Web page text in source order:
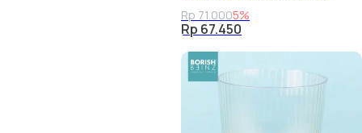
Rp 71.0005%
Rp 67.450